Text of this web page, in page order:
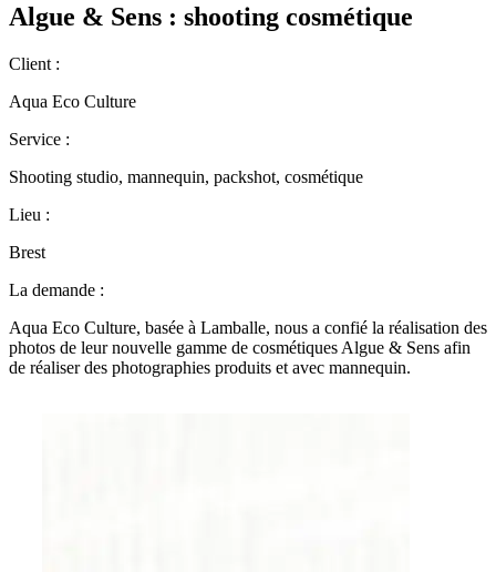
Algue & Sens : shooting cosmétique
Client :
Aqua Eco Culture
Service :
Shooting studio, mannequin, packshot, cosmétique
Lieu :
Brest
La demande :
Aqua Eco Culture, basée à Lamballe, nous a confié la réalisation des
photos de leur nouvelle gamme de cosmétiques Algue & Sens afin
de réaliser des photographies produits et avec mannequin.